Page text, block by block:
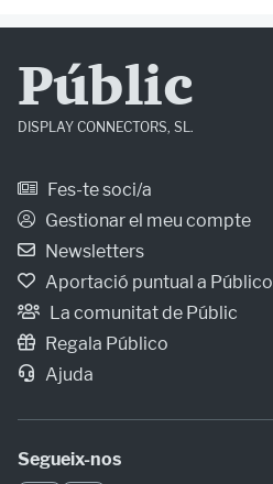
Públic
DISPLAY CONNECTORS, SL.
Fes-te soci/a
Gestionar el meu compte
Newsletters
Aportació puntual a Público
La comunitat de Públic
Regala Público
Ajuda
Segueix-nos